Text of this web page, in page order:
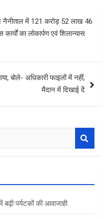
नैनीताल में 121 करोड़ 52 लाख 46
का लोकार्पण एवं शिलान्यास
बोले- अधिकारी फाइलों में नहीं,
मैदान में दिखाई दें
पर्यटकों की आवाजाही